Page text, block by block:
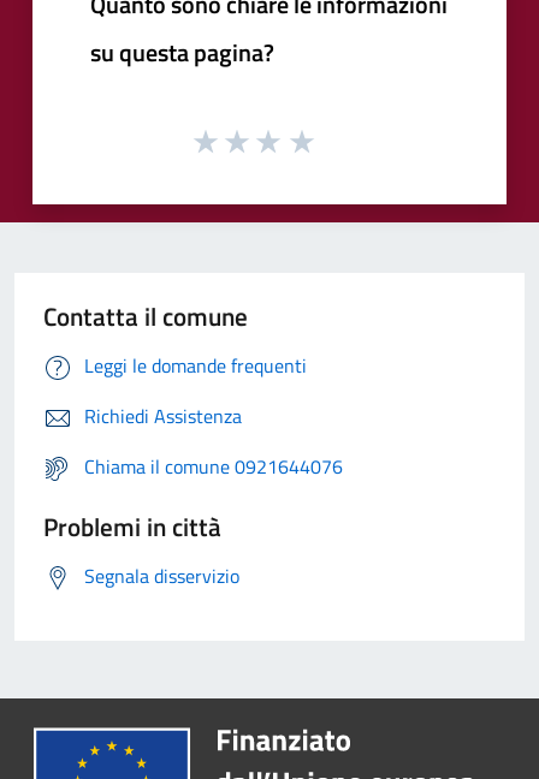
su questa pagina?
Contatta il comune
Leggi le domande frequenti
Richiedi Assistenza
Chiama il comune 0921644076
Problemi in città
Segnala disservizio